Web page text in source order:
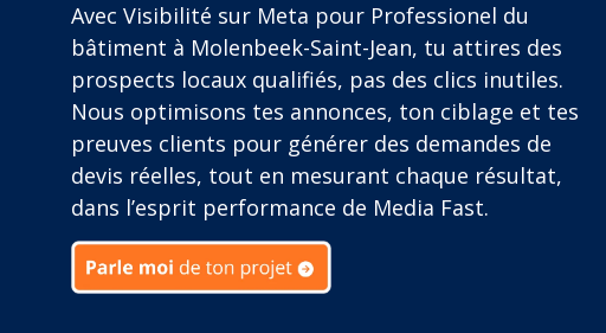
Avec Visibilité sur Meta pour Professionel du
bâtiment à Molenbeek-Saint-Jean, tu attires des
prospects locaux qualifiés, pas des clics inutiles.
Nous optimisons tes annonces, ton ciblage et tes
preuves clients pour générer des demandes de
devis réelles, tout en mesurant chaque résultat,
dans l’esprit performance de Media Fast.